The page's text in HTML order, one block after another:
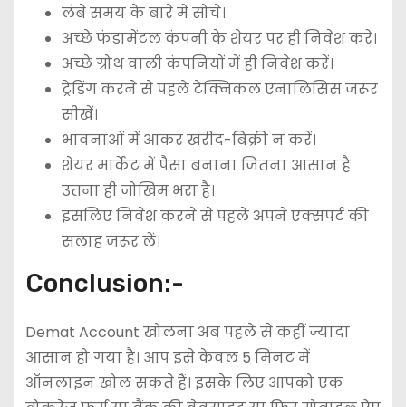
लंबे समय के बारे में सोचे।
अच्छे फंडामेंटल कंपनी के शेयर पर ही निवेश करें।
अच्छे ग्रोथ वाली कंपनियों में ही निवेश करें।
ट्रेडिंग करने से पहले टेक्निकल एनालिसिस जरूर
सीखें।
भावनाओं में आकर खरीद-बिक्री न करें।
शेयर मार्केट में पैसा बनाना जितना आसान है
उतना ही जोखिम भरा है।
इसलिए निवेश करने से पहले अपने एक्सपर्ट की
सलाह जरूर लें।
Conclusion:-
Demat Account खोलना अब पहले से कहीं ज्यादा
आसान हो गया है। आप इसे केवल 5 मिनट में
ऑनलाइन खोल सकते हैं। इसके लिए आपको एक